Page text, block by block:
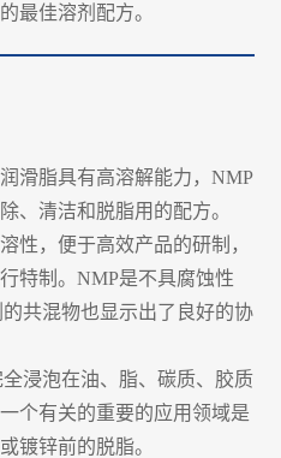
最佳溶剂配方。
滑脂具有高溶解能力，NMP
、清洁和脱脂用的配方。
性，便于高效产品的研制，
特制。NMP是不具腐蚀性
共混物也显示出了良好的协
浸泡在油、脂、碳质、胶质
个有关的重要的应用领域是
镀锌前的脱脂。